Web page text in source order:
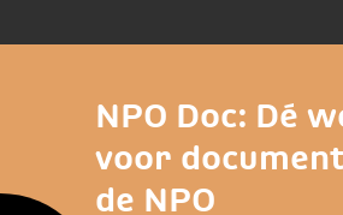
NPO Doc: Dé
voor
de NPO